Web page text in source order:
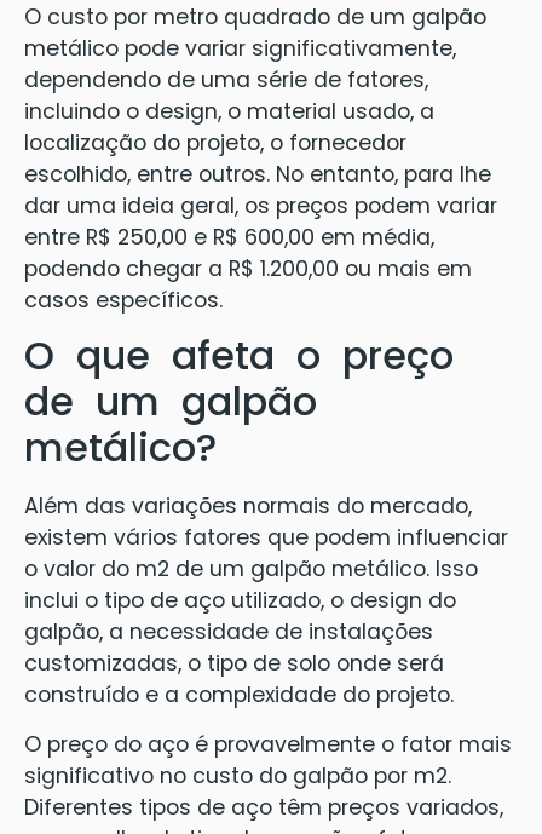
O custo por metro quadrado de um galpão
metálico pode variar significativamente,
dependendo de uma série de fatores,
incluindo o design, o material usado, a
localização do projeto, o fornecedor
escolhido, entre outros. No entanto, para lhe
dar uma ideia geral, os preços podem variar
entre R$ 250,00 e R$ 600,00 em média,
podendo chegar a R$ 1.200,00 ou mais em
casos específicos.
O que afeta o preço
de um galpão
metálico?
Além das variações normais do mercado,
existem vários fatores que podem influenciar
o valor do m2 de um galpão metálico. Isso
inclui o tipo de aço utilizado, o design do
galpão, a necessidade de instalações
customizadas, o tipo de solo onde será
construído e a complexidade do projeto.
O preço do aço é provavelmente o fator mais
significativo no custo do galpão por m2.
Diferentes tipos de aço têm preços variados,